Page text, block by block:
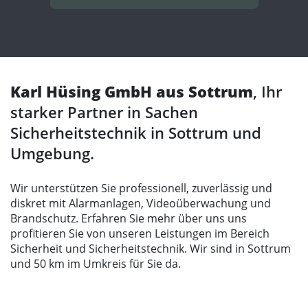
Karl Hüsing GmbH aus Sottrum, Ihr
starker Partner in Sachen
Sicherheitstechnik in Sottrum und
Umgebung.
Wir unterstützen Sie professionell, zuverlässig und
diskret mit Alarmanlagen, Videoüberwachung und
Brandschutz. Erfahren Sie mehr über uns uns
profitieren Sie von unseren Leistungen im Bereich
Sicherheit und Sicherheitstechnik. Wir sind in Sottrum
und 50 km im Umkreis für Sie da.